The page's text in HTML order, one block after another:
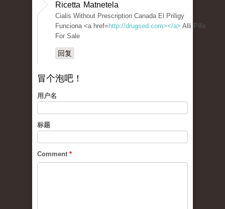
Ricetta Matnetela
Cialis Without Prescription Canada El Priligy
Funciona <a href= http://drugsed.com></a> Alli Pills
For Sale
回复
冒个泡吧！
用户名
标题
Comment *